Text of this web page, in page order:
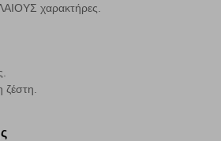
χαρακτήρες.